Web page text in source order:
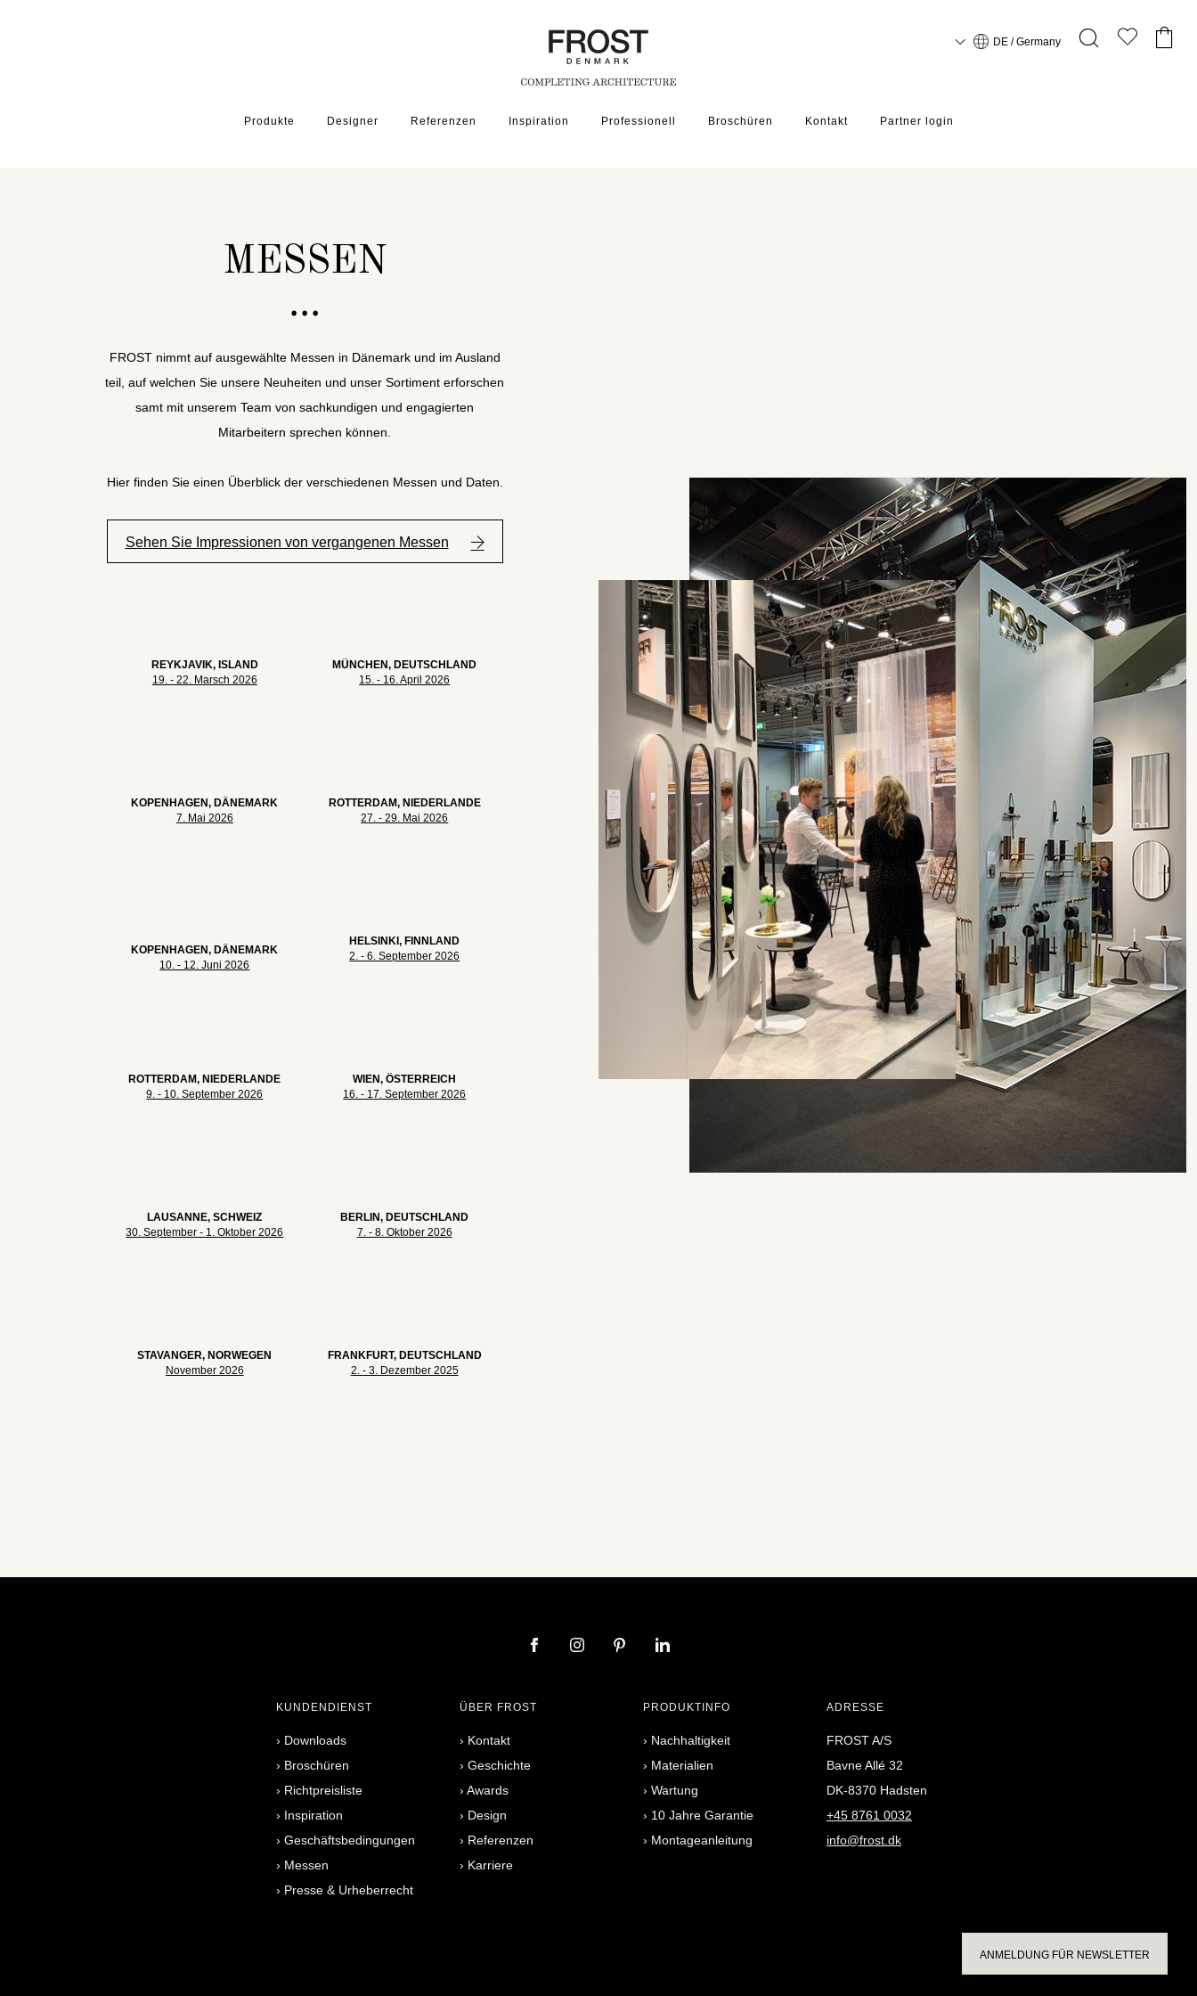
Produkte Designer Referenzen Inspiration Professionell Broschüren Kontakt Partner login
DE / Germany
MESSEN
FROST nimmt auf ausgewählte Messen in Dänemark und im Ausland
teil, auf welchen Sie unsere Neuheiten und unser Sortiment erforschen
samt mit unserem Team von sachkundigen und engagierten
Mitarbeitern sprechen können.
Hier finden Sie einen Überblick der verschiedenen Messen und Daten.
Sehen Sie Impressionen von vergangenen Messen
REYKJAVIK, ISLAND
19. - 22. Marsch 2026
MÜNCHEN, DEUTSCHLAND
15. - 16. April 2026
KOPENHAGEN, DÄNEMARK
7. Mai 2026
ROTTERDAM, NIEDERLANDE
27. - 29. Mai 2026
KOPENHAGEN, DÄNEMARK
10. - 12. Juni 2026
HELSINKI, FINNLAND
2. - 6. September 2026
ROTTERDAM, NIEDERLANDE
9. - 10. September 2026
WIEN, ÖSTERREICH
16. - 17. September 2026
LAUSANNE, SCHWEIZ
30. September - 1. Oktober 2026
BERLIN, DEUTSCHLAND
7. - 8. Oktober 2026
STAVANGER, NORWEGEN
November 2026
FRANKFURT, DEUTSCHLAND
2. - 3. Dezember 2025
ANMELDUNG FÜR NEWSLETTER
KUNDENDIENST
› Downloads
› Broschüren
› Richtpreisliste
› Inspiration
› Geschäftsbedingungen
› Messen
› Presse & Urheberrecht
ÜBER FROST
› Kontakt
› Geschichte
› Awards
› Design
› Referenzen
› Karriere
PRODUKTINFO
› Nachhaltigkeit
› Materialien
› Wartung
› 10 Jahre Garantie
› Montageanleitung
ADRESSE
FROST A/S
Bavne Allé 32
DK-8370 Hadsten
+45 8761 0032
info@frost.dk